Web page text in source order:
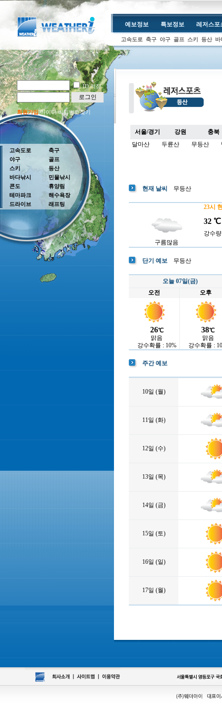
ID 저장
로그인
회원가입아이디/비밀번호찾기
예보정보 특보정보 레저스포
고속도로 축구 야구 골프 스키 등산 바
고속도로
야구
스키
바다낚시
콘도
테마파크
드라이브
축구
골프
등산
민물낚시
휴양림
해수욕장
래프팅
서울/경기 강원
충북
달마산
두륜산 무등산
현재 날씨 무등산
구름많음
23시
32 ℃
강수
단기 예보 무등산
오늘 07일(금)
오전
오후
26℃
맑음
강수확률 : 10%
38℃
맑음
강수확률 :
주간 예보
10일 (월)
11일 (화)
12일 (수)
13일 (목)
14일 (금)
15일 (토)
16일 (일)
17일 (월)